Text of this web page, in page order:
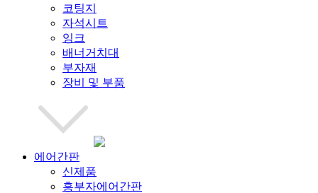
코팅지
자석시트
잉크
배너거치대
부자재
장비 및 부품
에어간판
신제품
흥부자에어간판